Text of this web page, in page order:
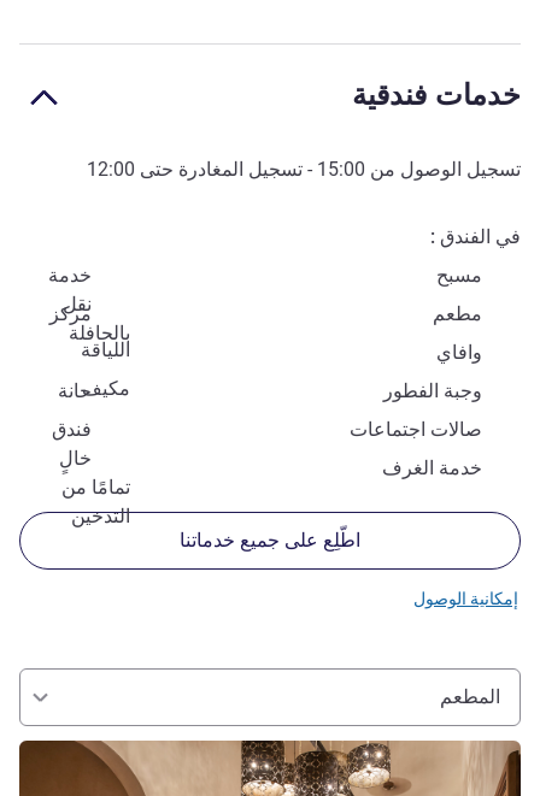
خدمات فندقية
تسجيل الوصول من 15:00 - تسجيل المغادرة حتى 12:00
في الفندق
مسبح
خدمة
نقل
بالحافلة
مطعم
مركز
اللياقة
وافاي
مكيف
وجبة الفطور
حانة
صالات اجتماعات
فندق
خالٍ
تمامًا من
التدخين
خدمة الغرف
اطّلِع على جميع خدماتنا
إمكانية الوصول
المطعم
راجع التفاصيل